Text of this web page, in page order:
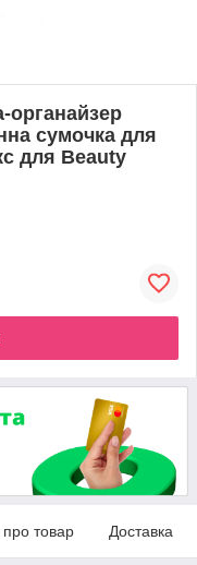
органайзер
сумочка для
для Beauty
про товар Доставка